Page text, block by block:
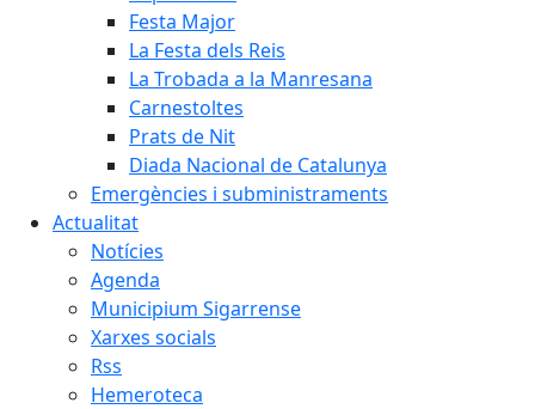
Festa Major
La Festa dels Reis
La Trobada a la Manresana
Carnestoltes
Prats de Nit
Diada Nacional de Catalunya
Emergències i subministraments
Actualitat
Notícies
Agenda
Municipium Sigarrense
Xarxes socials
Rss
Hemeroteca